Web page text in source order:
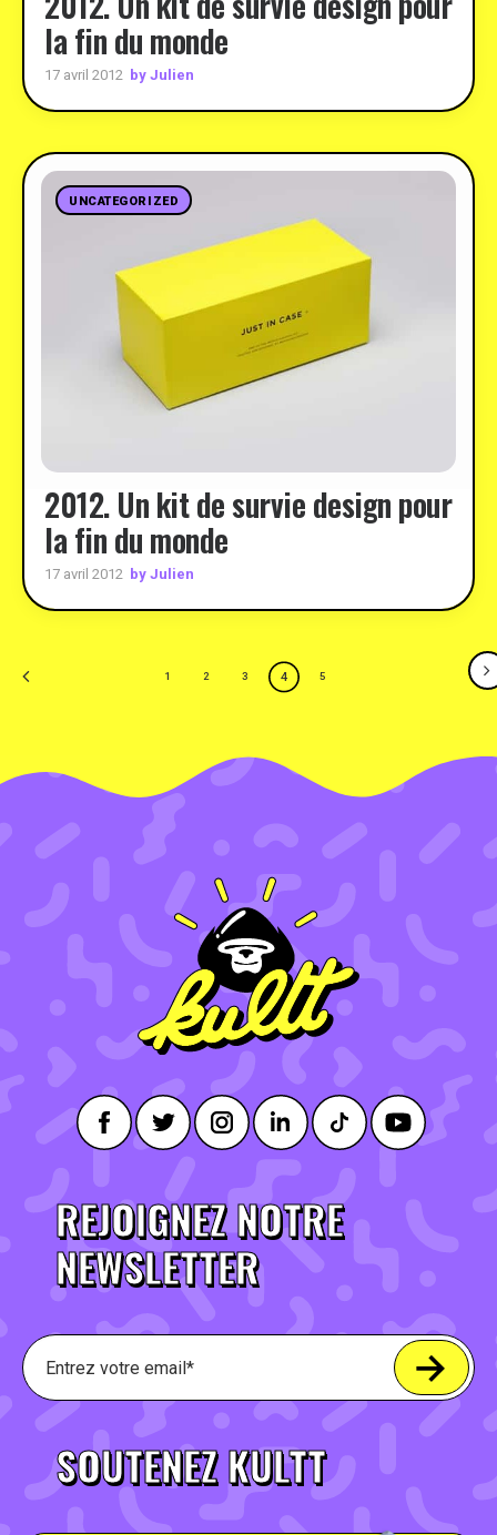
la fin du monde
17 avril 2012 by Julien
UNCATEGORIZED
2012. Un kit de survie design pour
la fin du monde
17 avril 2012 by Julien
1 2 3 4 5
REJOIGNEZ NOTRE
NEWSLETTER
SOUTENEZ KULTT